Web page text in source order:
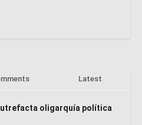
Latest
oligarquía política